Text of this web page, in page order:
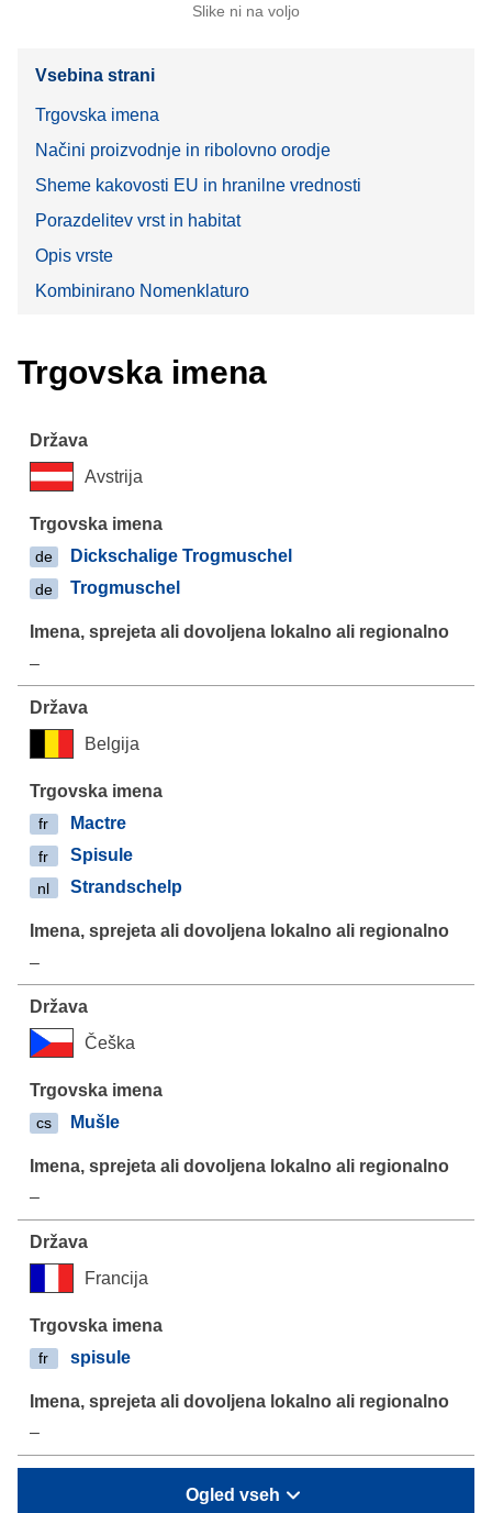
Slike ni na voljo
Vsebina strani
Trgovska imena
Načini proizvodnje in ribolovno orodje
Sheme kakovosti EU in hranilne vrednosti
Porazdelitev vrst in habitat
Opis vrste
Kombinirano Nomenklaturo
Trgovska imena
Avstrija
de Dickschalige Trogmuschel
de Trogmuschel
–
Belgija
fr Mactre
fr Spisule
nl Strandschelp
–
Češka
cs Mušle
–
Francija
fr spisule
–
Ogled vseh